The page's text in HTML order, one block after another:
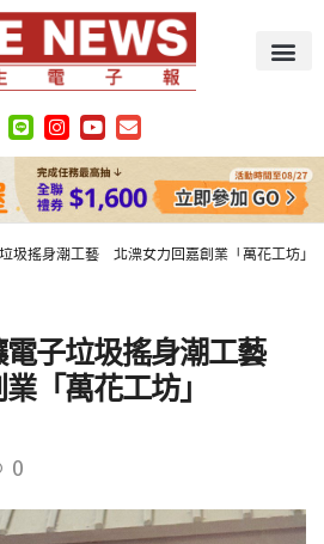
圾搖身潮工藝 北漂女力回嘉創業「萬花工坊」
電子垃圾搖身潮工藝
「萬花工坊」
0